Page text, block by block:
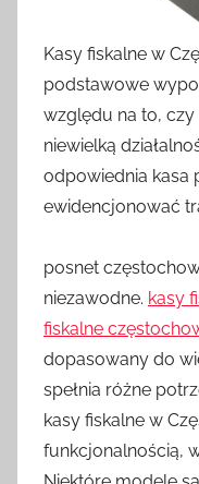
Kasy fiskalne w
podstawowe
względu na to,
niewielką
odpowiednia kasa
ewidencjonować
posnet
niezawodne. kasy
fiskalne
dopasowany do
spełnia różne
kasy fiskalne w
funkcjonalnością,